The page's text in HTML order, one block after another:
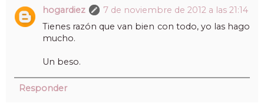
hogardiez
7 de noviembre de 2012 a las 21:14
Tienes razón que van bien con todo, yo las hago
mucho.
Un beso.
Responder